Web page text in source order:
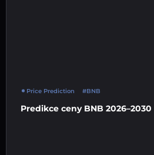
Price Prediction #BNB
Predikce ceny BNB 2026–2030